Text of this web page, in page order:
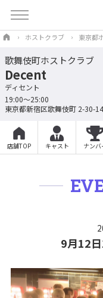
ホストクラブ 東京都
歌舞伎町ホストクラブ
Decent
ディセント
19:00～25:00
東京都新宿区歌舞伎町 2-30-
店舗TOP キャスト ナンバ
9月12